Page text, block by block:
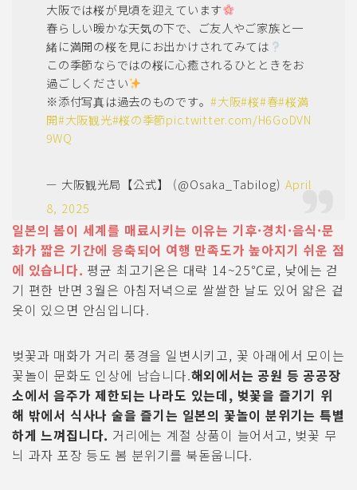
大阪では桜が見頃を迎えています
春らしい暖かな天気の下で、ご友人やご家族と一
緒に満開の桜を見にお出かけされてみては
この季節ならではの桜に心癒されるひとときをお
過ごしください
※添付写真は過去のものです。#大阪#桜#春#桜満
開#大阪観光#桜の季節pic.twitter.com/H6GoDVN
9WQ
— 大阪観光局【公式】 (@Osaka_Tabilog)April
8, 2025
일본의 봄이 세계를 매료시키는 이유는 기후·경치·음식·문
화가 짧은 기간에 응축되어 여행 만족도가 높아지기 쉬운 점
에 있습니다. 평균 최고기온은 대략 14~25℃로, 낮에는 걷
기 편한 반면 3월은 아침저녁으로 쌀쌀한 날도 있어 얇은 겉
옷이 있으면 안심입니다.
벚꽃과 매화가 거리 풍경을 일변시키고, 꽃 아래에서 모이는
꽃놀이 문화도 인상에 남습니다.해외에서는 공원 등 공공장
소에서 음주가 제한되는 나라도 있는데, 벚꽃을 즐기기 위
해 밖에서 식사나 술을 즐기는 일본의 꽃놀이 분위기는 특별
하게 느껴집니다. 거리에는 계절 상품이 늘어서고, 벚꽃 무
늬 과자 포장 등도 봄 분위기를 북돋웁니다.